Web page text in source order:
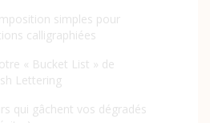
simples pour
calligraphiées
« Bucket List » de
Lettering
qui gâchent vos dégradés